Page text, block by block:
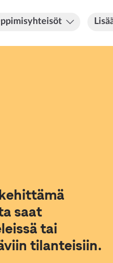
saat
tai
tilanteisiin.